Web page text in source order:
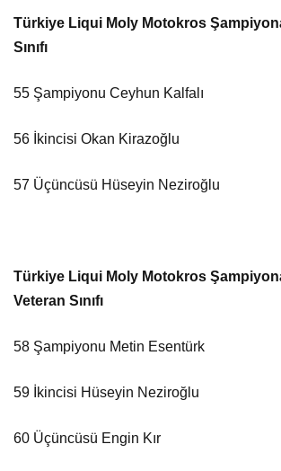
Türkiye Liqui Moly Motokros
Sınıfı
55 Şampiyonu Ceyhun Kalfalı
56 İkincisi Okan Kirazoğlu
57 Üçüncüsü Hüseyin Neziroğlu
Türkiye Liqui Moly Motokros
Veteran Sınıfı
58 Şampiyonu Metin Esentürk
59 İkincisi Hüseyin Neziroğlu
60 Üçüncüsü Engin Kır